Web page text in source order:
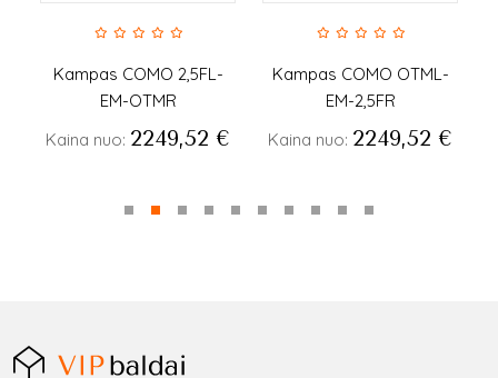
Kampas COMO 2,5FL-
EM-OTMR
Kaina nuo: 2249,52 €
Kampas COMO OTML-
EM-2,5FR
Kaina nuo: 2249,52 €